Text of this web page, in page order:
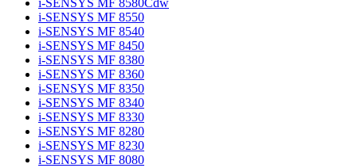
i-SENSYS MF 8550
i-SENSYS MF 8540
i-SENSYS MF 8450
i-SENSYS MF 8380
i-SENSYS MF 8360
i-SENSYS MF 8350
i-SENSYS MF 8340
i-SENSYS MF 8330
i-SENSYS MF 8280
i-SENSYS MF 8230
i-SENSYS MF 8080